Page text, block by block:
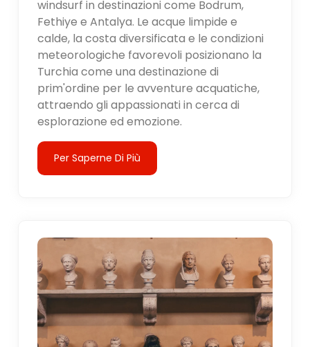
windsurf in destinazioni come Bodrum,
Fethiye e Antalya. Le acque limpide e
calde, la costa diversificata e le condizioni
meteorologiche favorevoli posizionano la
Turchia come una destinazione di
prim'ordine per le avventure acquatiche,
attraendo gli appassionati in cerca di
esplorazione ed emozione.
Per Saperne Di Più